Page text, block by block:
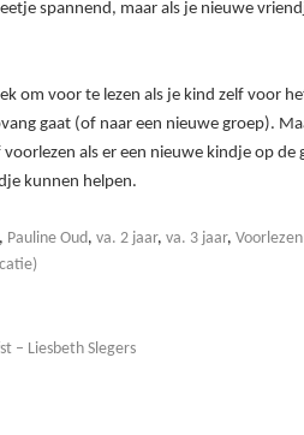
spannend, maar als je nieuwe
om voor te lezen als je kind zelf voor
gaat (of naar een nieuwe groep).
als er een nieuwe kindje op
kunnen helpen.
, Pauline Oud, va. 2 jaar, va. 3 jaar, Voorlezen
– Liesbeth Slegers